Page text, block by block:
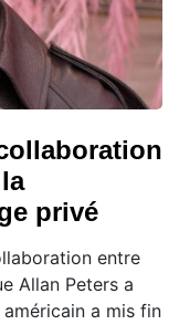
privé
entre
Allan Peters a
a mis fin